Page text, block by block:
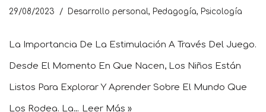
29/08/2023 Desarrollo personal, Pedagogía, Psicología
La Importancia De La Estimulación A Través Del Juego.
Desde El Momento En Que Nacen, Los Niños Están
Listos Para Explorar Y Aprender Sobre El Mundo Que
Los Rodea. La… Leer Más »